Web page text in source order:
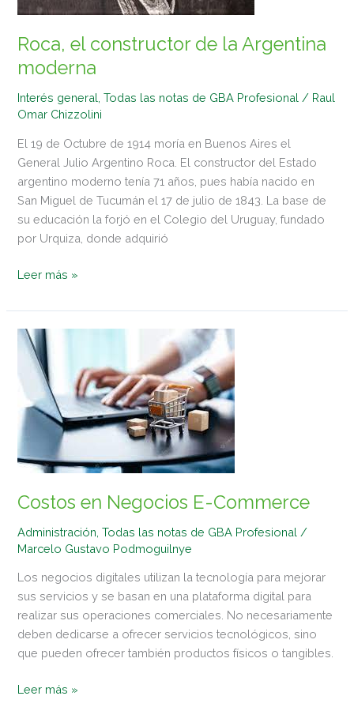
Roca, el constructor de la Argentina
moderna
Interés general ,Todas las notas de GBA Profesional / Raul
Omar Chizzolini
El 19 de Octubre de 1914 moría en Buenos Aires el
General Julio Argentino Roca. El constructor del Estado
argentino moderno tenía 71 años, pues había nacido en
San Miguel de Tucumán el 17 de julio de 1843. La base de
su educación la forjó en el Colegio del Uruguay, fundado
por Urquiza, donde adquirió
moderna
Leer más »
Costos en Negocios E-Commerce
Administración ,Todas las notas de GBA Profesional /
Marcelo Gustavo Podmoguilnye
Los negocios digitales utilizan la tecnología para mejorar
sus servicios y se basan en una plataforma digital para
realizar sus operaciones comerciales. No necesariamente
deben dedicarse a ofrecer servicios tecnológicos, sino
que pueden ofrecer también productos físicos o tangibles.
Costos
en
Negocios
Commerce
Leer más »